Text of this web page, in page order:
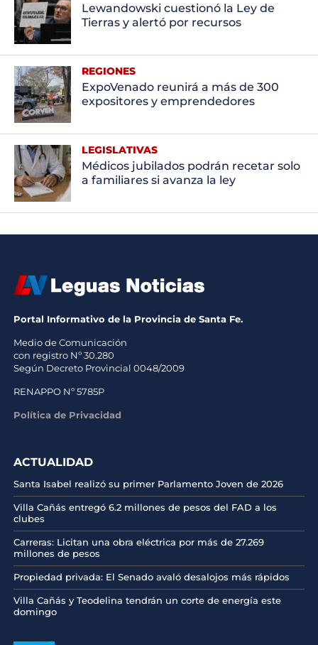
Lewandowski cuestionó la Ley de
Tierras y alertó por recursos
REGIONES
ExpoVenado reunirá a más de 300
expositores y emprendedores
LEGISLATIVAS
Médicos jubilados podrán recetar solo
a familiares si avanza la ley
Portal Informativo de la Provincia de Santa Fe.
Medio de Comunicación
con registro Nº 30.280
Según Decreto Provincial 0048/2009
RENAPPO Nº 5785P
Política de Privacidad
ACTUALIDAD
Santa Isabel realizó su primer Parlamento Joven de 2026
Villa Cañás entregó 6.2 millones de pesos del FAD a los
clubes
Carreras: Licitan una obra eléctrica por más de 27.269
millones de pesos
Propiedad privada: El Senado avaló desalojos más rápidos
Villa Cañás y Teodelina tendrán un corte de energía este
domingo